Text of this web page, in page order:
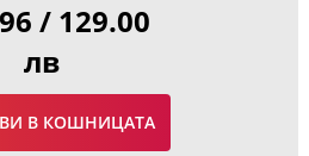
/ 129.00
лв
В КОШНИЦАТА